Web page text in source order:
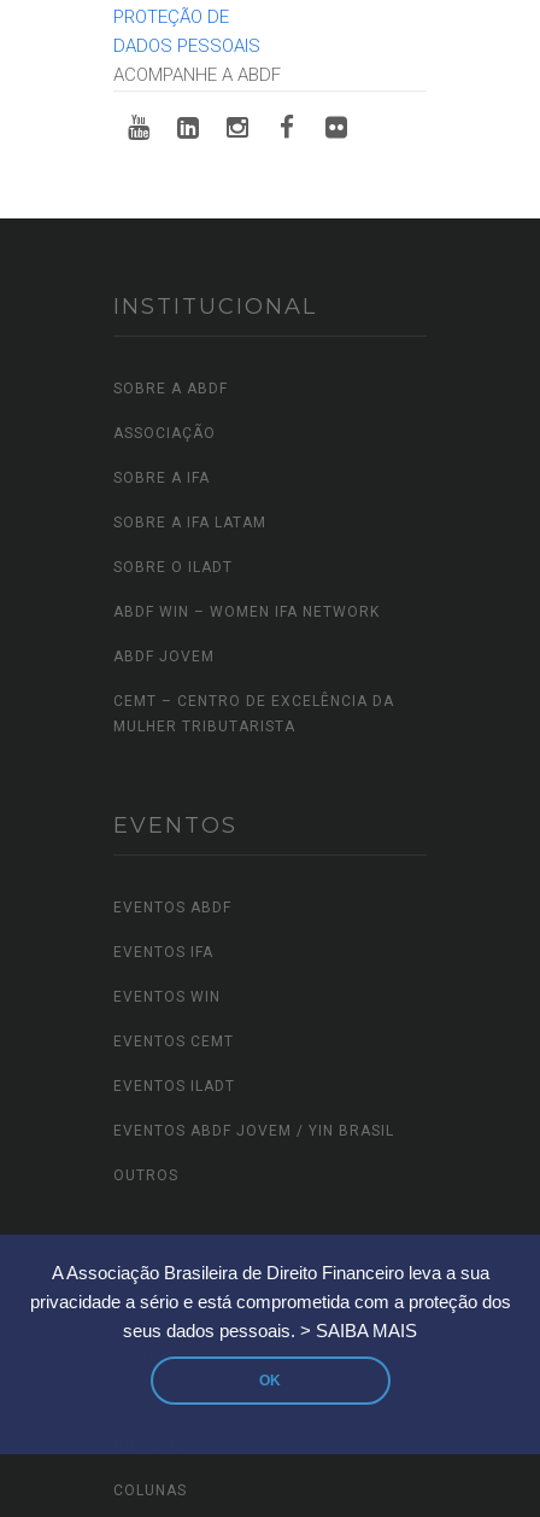
A Associação Brasileira de Direito Financeiro leva a sua
privacidade a sério e está comprometida com a proteção dos
seus dados pessoais. > SAIBA MAIS
OK
PROTEÇÃO DE
DADOS PESSOAIS
ACOMPANHE A ABDF
INSTITUCIONAL
SOBRE A ABDF
ASSOCIAÇÃO
SOBRE A IFA
SOBRE A IFA LATAM
SOBRE O ILADT
ABDF WIN – WOMEN IFA NETWORK
ABDF JOVEM
CEMT – CENTRO DE EXCELÊNCIA DA
MULHER TRIBUTARISTA
EVENTOS
EVENTOS ABDF
EVENTOS IFA
EVENTOS WIN
EVENTOS CEMT
EVENTOS ILADT
EVENTOS ABDF JOVEM / YIN BRASIL
OUTROS
CONTEÚDOS
VÍDEOS
FOTOS
COLUNAS